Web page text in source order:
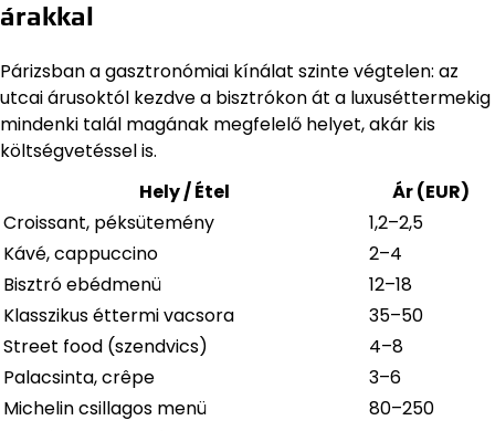
árakkal
Párizsban a gasztronómiai kínálat szinte végtelen: az
utcai árusoktól kezdve a bisztrókon át a luxuséttermekig
mindenki talál magának megfelelő helyet, akár kis
költségvetéssel is.
Hely / Étel
Ár (EUR)
Croissant, péksütemény
1,2–2,5
Kávé, cappuccino
2–4
Bisztró ebédmenü
12–18
Klasszikus éttermi vacsora
35–50
Street food (szendvics)
4–8
Palacsinta, crêpe
3–6
Michelin csillagos menü
80–250